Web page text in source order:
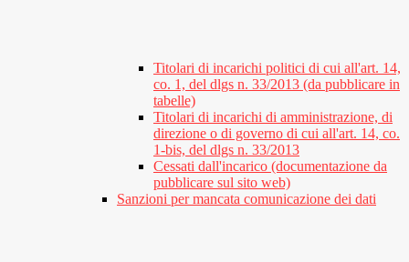
Titolari di incarichi politici di cui all'art. 14,
co. 1, del dlgs n. 33/2013 (da pubblicare in
tabelle)
Titolari di incarichi di amministrazione, di
direzione o di governo di cui all'art. 14, co.
1-bis, del dlgs n. 33/2013
Cessati dall'incarico (documentazione da
pubblicare sul sito web)
Sanzioni per mancata comunicazione dei dati